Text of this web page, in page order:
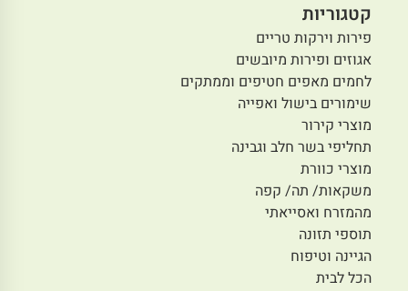
קטגוריות
פירות וירקות טריים
אגוזים ופירות מיובשים
לחמים מאפים חטיפים וממתקים
שימורים בישול ואפייה
מוצרי קירור
תחליפי בשר חלב וגבינה
מוצרי כוורת
משקאות/ תה/ קפה
מהמזרח ואסייאתי
תוספי תזונה
הגיינה וטיפוח
הכל לבית